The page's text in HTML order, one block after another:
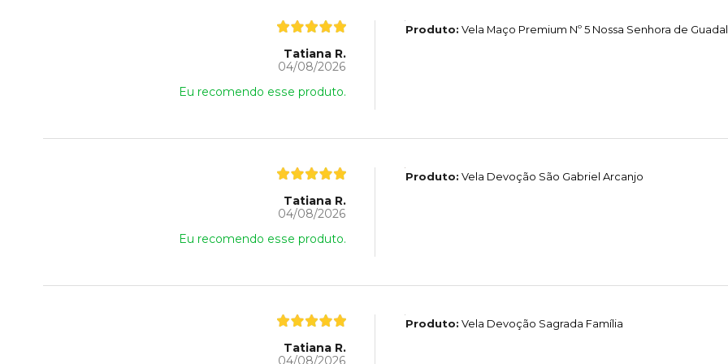
Tatiana R.
04/08/2026
Eu recomendo esse produto.
Produto: Vela Maço Premium Nº 5 Nossa Senhora de
Tatiana R.
04/08/2026
Eu recomendo esse produto.
Produto: Vela Devoção São Gabriel Arcanjo
Tatiana R.
04/08/2026
Produto: Vela Devoção Sagrada Família